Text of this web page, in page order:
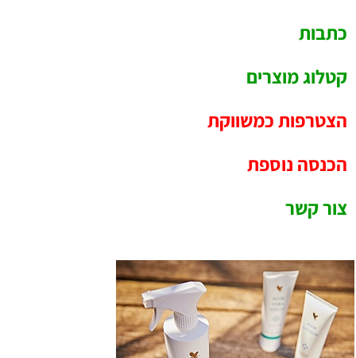
כתבות
קטלוג מוצרים
הצטרפות כמשווקת
הכנסה נוספת
צור קשר